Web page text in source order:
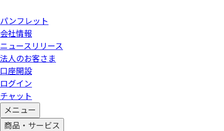
パンフレット
会社情報
ニュースリリース
法人のお客さま
口座開設
ログイン
チャット
メニュー
商品・サービス